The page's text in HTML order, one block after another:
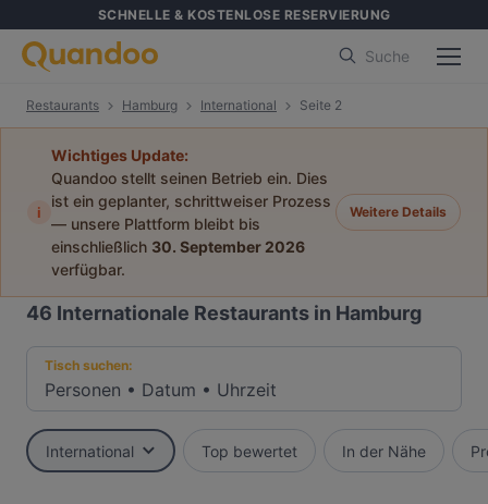
SCHNELLE & KOSTENLOSE RESERVIERUNG
Suche
Restaurants Hamburg International Seite 2
i
Wichtiges Update:
Quandoo stellt seinen Betrieb ein. Dies
ist ein geplanter, schrittweiser Prozess
— unsere Plattform bleibt bis
einschließlich 30. September 2026
verfügbar.
Weitere Details
46 Internationale Restaurants in Hamburg
Tisch suchen:
Personen • Datum • Uhrzeit
International Top bewertet In der Nähe